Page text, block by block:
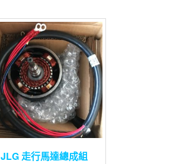
JLG 走行馬達總成組